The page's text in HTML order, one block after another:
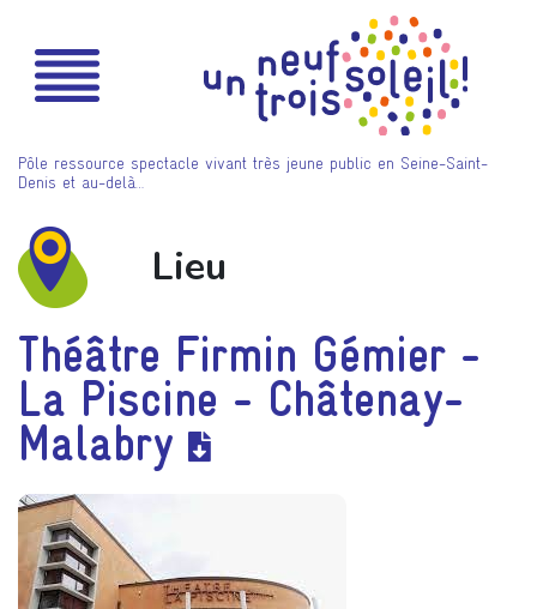
Pôle ressource spectacle vivant très jeune public en Seine-Saint-
Denis et au-delà…
Lieu
Théâtre Firmin Gémier -
La Piscine - Châtenay-
Malabry